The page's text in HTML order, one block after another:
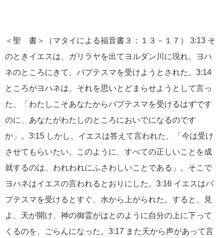
＜聖 書＞（マタイによる福音書３：１３－１７） 3:13 そ
のときイエスは、ガリラヤを出てヨルダン川に現れ、ヨハ
ネのところにきて、バプテスマを受けようとされた。3:14
ところがヨハネは、それを思いとどまらせようとして言っ
た、「わたしこそあなたからバプテスマを受けるはずです
のに、あなたがわたしのところにおいでになるのです
か」。3:15 しかし、イエスは答えて言われた、「今は受け
させてもらいたい。このように、すべての正しいことを成
就するのは、われわれにふさわしいことである」。そこで
ヨハネはイエスの言われるとおりにした。3:16 イエスはバ
プテスマを受けるとすぐ、水から上がられた。すると、見
よ、天が開け、神の御霊がはとのように自分の上に下って
くるのを、ごらんになった。3:17 また天から声があって言